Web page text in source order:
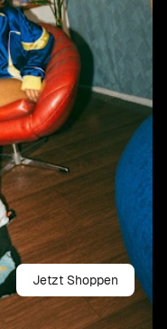
Jetzt Shoppen